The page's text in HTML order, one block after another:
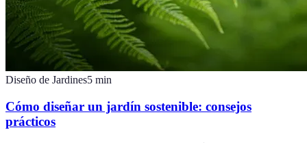
Diseño de Jardines5 min
Cómo diseñar un jardín sostenible: consejos
prácticos